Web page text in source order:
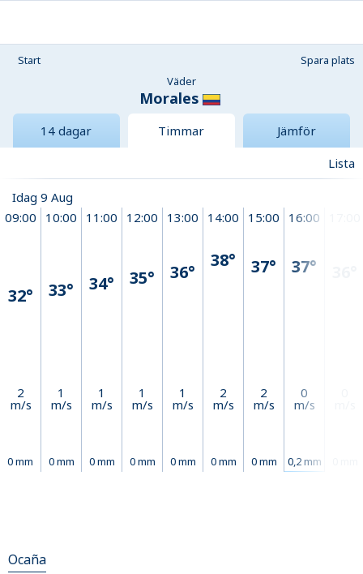
Start
Spara plats
Väder
Morales
14 dagar Timmar
Jämför
Lista
Idag 9 Aug
09:00
32°
2
m/s
0 mm
10:00
33°
1
m/s
0 mm
11:00
34°
1
m/s
0 mm
12:00
35°
1
m/s
0 mm
13:00
36°
1
m/s
0 mm
14:00
38°
2
m/s
0 mm
15:00
37°
2
m/s
0 mm
16:00
37°
0
m/s
0,2 mm
Ocaña